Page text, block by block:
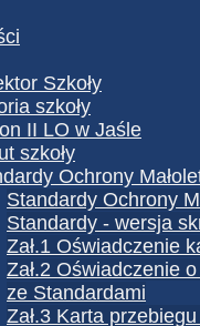
Szkoły
szkoły
II LO w Jaśle
szkoły
Ochrony
Standardy Ochrony
Standardy - wersja
Zał.1 Oświadczenie
Zał.2 Oświadczenie
ze Standardami
Zał.3 Karta